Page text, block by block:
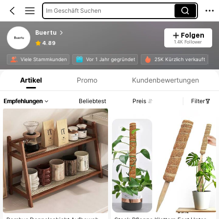
Im Geschäft Suchen
Buertu
4.89
Folgen
1.4K Follower
Viele Stammkunden Vor 1 Jahr gegründet 25K Kürzlich verkauft
Produktinformation: Preisangabe, Verkaufs- und Lagerbestandsdetails.
Artikel Promo Kundenbewertungen
Empfehlungen Beliebtest Preis Filter